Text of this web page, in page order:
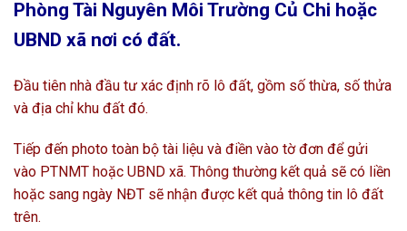
Phòng Tài Nguyên Môi Trường Củ Chi hoặc
UBND xã nơi có đất.
Đầu tiên nhà đầu tư xác định rõ lô đất, gồm số thừa, số thửa
và địa chỉ khu đất đó.
Tiếp đến photo toàn bộ tài liệu và điền vào tờ đơn để gửi
vào PTNMT hoặc UBND xã. Thông thường kết quả sẽ có liền
hoặc sang ngày NĐT sẽ nhận được kết quả thông tin lô đất
trên.